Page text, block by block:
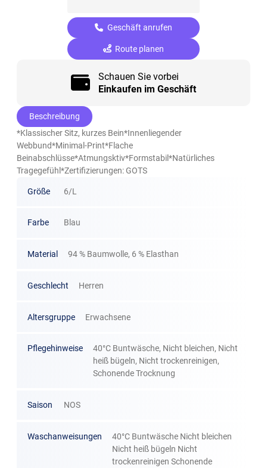
Geschäft anrufen
Route planen
Schauen Sie vorbei
Einkaufen im Geschäft
Beschreibung
*Klassischer Sitz, kurzes Bein*Innenliegender
Webbund*Minimal-Print*Flache
Beinabschlüsse*Atmungsktiv*Formstabil*Natürliches
Tragegefühl*Zertifizierungen: GOTS
Größe 6/L
Farbe Blau
Material 94 % Baumwolle, 6 % Elasthan
Geschlecht Herren
Altersgruppe Erwachsene
Pflegehinweise
40°C Buntwäsche, Nicht bleichen, Nicht
heiß bügeln, Nicht trockenreinigen,
Schonende Trocknung
Saison NOS
Waschanweisungen
40°C Buntwäsche Nicht bleichen
Nicht heiß bügeln Nicht
trockenreinigen Schonende